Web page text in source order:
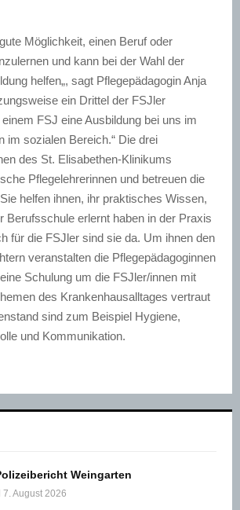
Möglichkeit, einen Beruf oder
und kann bei der Wahl der
helfen„, sagt Pflegepädagogin Anja
ein Drittel der FSJler
FSJ eine Ausbildung bei uns im
im sozialen Bereich.“ Die drei
des St. Elisabethen-Klinikums
Pflegelehrerinnen und betreuen die
helfen ihnen, ihr praktisches Wissen,
Berufsschule erlernt haben in der Praxis
für die FSJler sind sie da. Um ihnen den
veranstalten die Pflegepädagoginnen
Schulung um die FSJler/innen mit
des Krankenhausalltages vertraut
sind zum Beispiel Hygiene,
und Kommunikation.
Weingarten
7. August 2026